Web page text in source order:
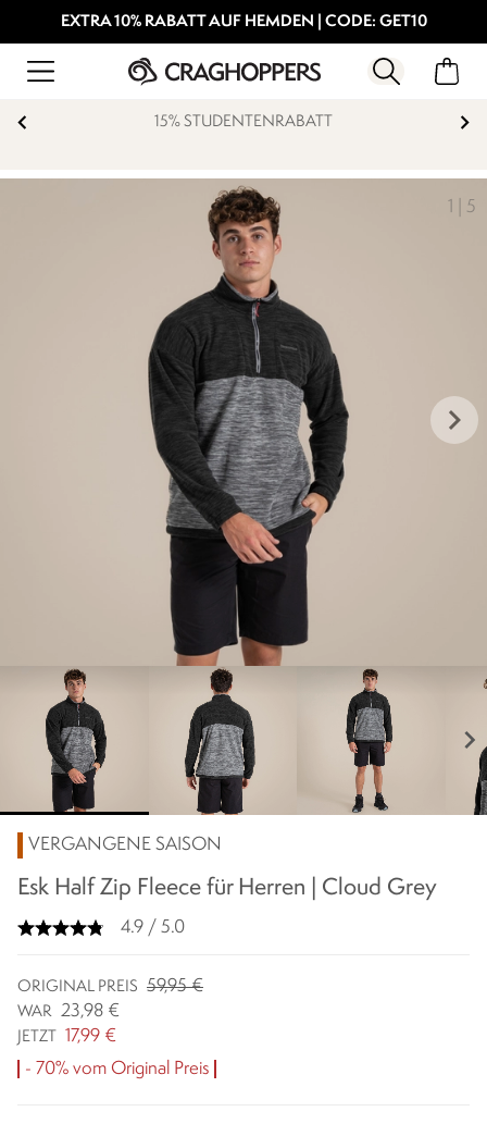
EXTRA 10% RABATT AUF HEMDEN | CODE: GET10
15% STUDENTENRABATT
1 5
keyboard_arrow_right
chevron_right
VERGANGENE SAISON
Esk Half Zip Fleece für Herren | Cloud Grey
4.9 / 5.0
ORIGINAL PREIS 59,95 €
WAR 23,98 €
JETZT 17,99 €
- 70% vom Original Preis